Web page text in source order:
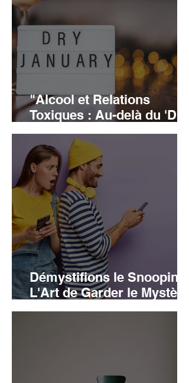
de l’anxiété, un mutisme
soudain, un décrochage
scolaire.
"Alcool et Relations
Toxiques : Au-delà du 'Dry
January', Une Urgence de
Rééducation et de Dignité"
Démystifions le Snooping :
L'Art de Garder le Mystère
dans les Relations